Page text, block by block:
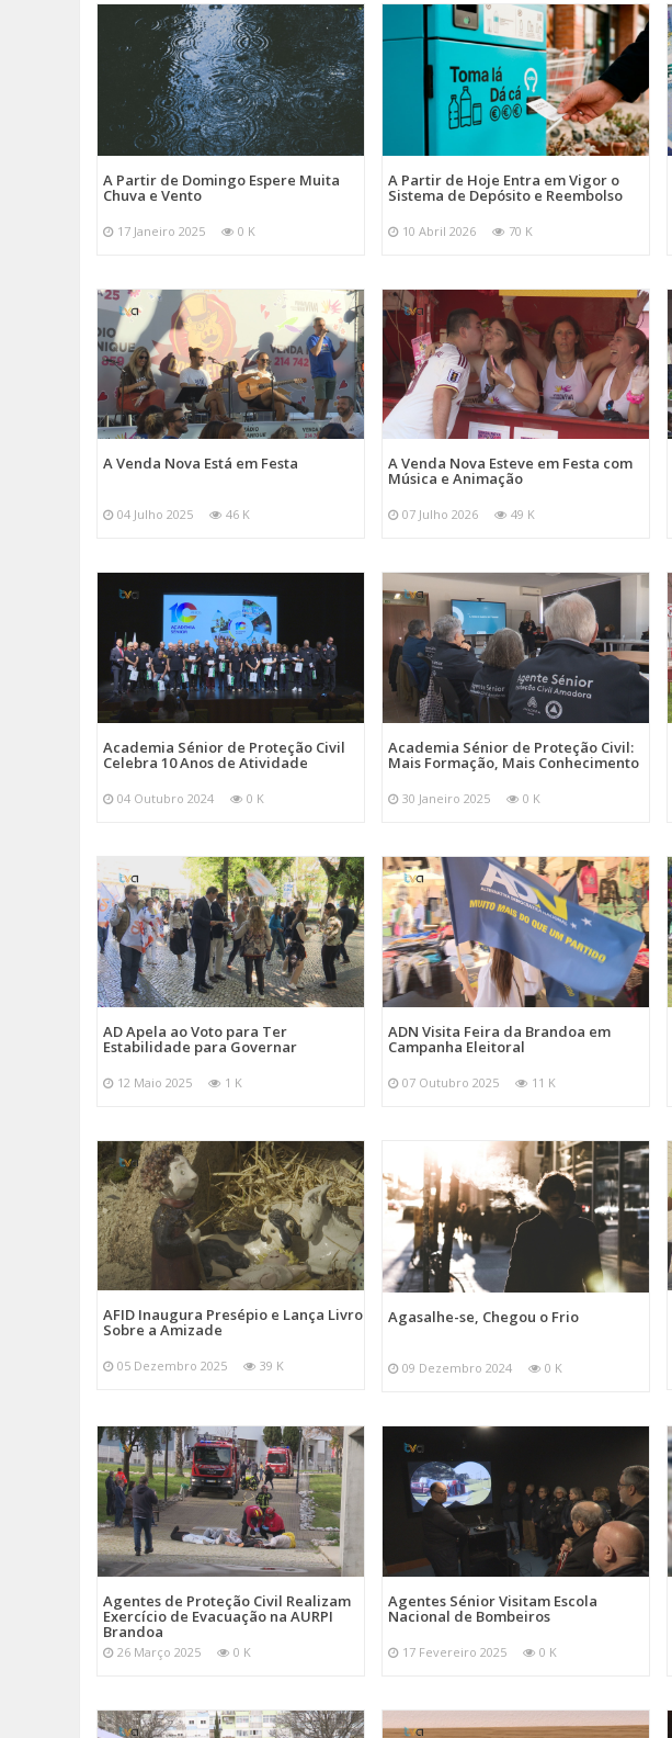
A Partir de Domingo Espere Muita
Chuva e Vento
17 Janeiro 2025 0 K
A Partir de Hoje Entra em Vigor o
Sistema de Depósito e Reembolso
10 Abril 2026 70 K
A Venda Nova Está em Festa
04 Julho 2025 46 K
A Venda Nova Esteve em Festa com
Música e Animação
07 Julho 2026 49 K
Academia Sénior de Proteção Civil
Celebra 10 Anos de Atividade
04 Outubro 2024 0 K
Academia Sénior de Proteção Civil:
Mais Formação, Mais Conhecimento
30 Janeiro 2025 0 K
AD Apela ao Voto para Ter
Estabilidade para Governar
12 Maio 2025 1 K
ADN Visita Feira da Brandoa em
Campanha Eleitoral
07 Outubro 2025 11 K
AFID Inaugura Presépio e Lança Livro
Sobre a Amizade
05 Dezembro 2025 39 K
Agasalhe-se, Chegou o Frio
09 Dezembro 2024 0 K
Agentes de Proteção Civil Realizam
Exercício de Evacuação na AURPI
Brandoa
26 Março 2025 0 K
Agentes Sénior Visitam Escola
Nacional de Bombeiros
17 Fevereiro 2025 0 K